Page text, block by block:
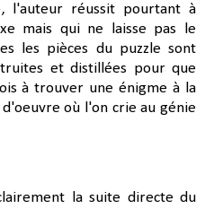
l'auteur réussit pourtant à
mais qui ne laisse pas le
les pièces du puzzle sont
et distillées pour que
à trouver une énigme à la
où l'on crie au génie
la suite directe du